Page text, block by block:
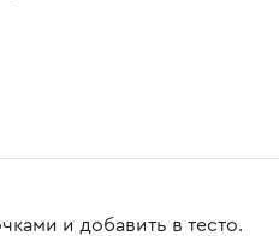
и добавить в тесто.